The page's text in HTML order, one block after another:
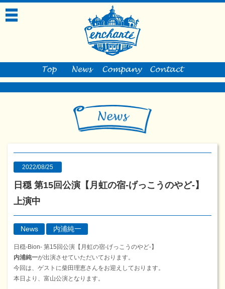
toggle
2022/08/25
日穏 第15回公演【月虹の宿-げっこうのやど-】
上演中
News 内浦純一
日穏-Bion- 第15回公演【月虹の宿-げっこうのやど-】
内浦純一が出演させていただいております。
今回は、ゲストに柴田理恵さんをお迎えしております。
本日より、富山公演となります。